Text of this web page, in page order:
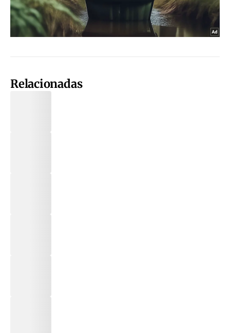
Relacionadas